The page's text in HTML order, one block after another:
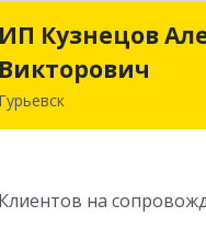
ИП Кузнецов
Викторович
Гурьевск
Клиентов на
ИП